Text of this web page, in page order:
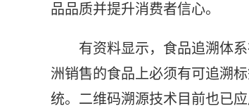
品品质并提升消费者信心。
有资料显示，食品追溯体
洲销售的食品上必须有可追溯
统。二维码溯源技术目前也已